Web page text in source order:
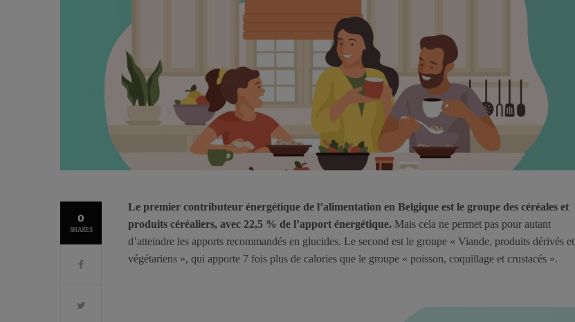
0
SHARES
Le premier contributeur énergétique de l’alimentation en Belgique est le groupe des céréales et
produits céréaliers, avec 22,5 % de l’apport énergétique. Mais cela ne permet pas pour autant
d’atteindre les apports recommandés en glucides. Le second est le groupe « Viande, produits dérivés et
végétariens », qui apporte 7 fois plus de calories que le groupe « poisson, coquillage et crustacés ».